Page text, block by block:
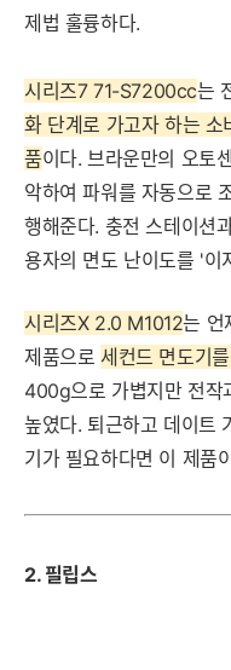
제법 훌륭하다.
시리즈7 71-S7200cc는
화 단계로 가고자 하는 소
품이다. 브라운만의 오토
악하여 파워를 자동으로
행해준다. 충전 스테이션
용자의 면도 난이도를 '이
시리즈X 2.0 M1012는 언
제품으로 세컨드 면도기
400g으로 가볍지만 전작
높였다. 퇴근하고 데이트
기가 필요하다면 이 제품
2. 필립스